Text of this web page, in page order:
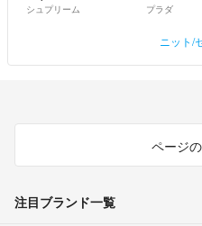
シュプリーム プラダ
ニット/
ページ
注目ブランド一覧